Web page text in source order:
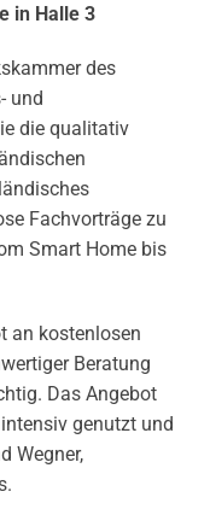
in Halle 3
des
und
die qualitativ
Fachvorträge zu
Smart Home bis
an kostenlosen
Beratung
Das Angebot
genutzt und
Wegner,